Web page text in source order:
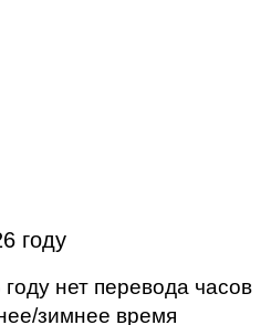
году
нет перевода часов
зимнее время